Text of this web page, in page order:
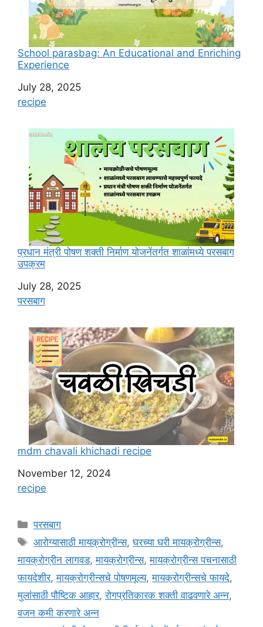
School parasbag: An Educational and Enriching
Experience
Date
July 28, 2025
In relation to
recipe
प्रधान मंत्री पोषण शक्ती निर्माण योजनेंतर्गत शाळांमध्ये परसबाग
उपक्रम
Date
July 28, 2025
In relation to
परसबाग
mdm chavali khichadi recipe
Date
November 12, 2024
In relation to
recipe
C
a
e
g
o
r
परसबाग
T
a
g
s
आरोग्यासाठी मायक्रोग्रीन्स,घरच्या घरी मायक्रोग्रीन्स,
मायक्रोग्रीन लागवड,मायक्रोग्रीन्स,मायक्रोग्रीन्स पचनासाठी
फायदेशीर,मायक्रोग्रीन्सचे पोषणमूल्य,मायक्रोग्रीन्सचे फायदे,
मुलांसाठी पौष्टिक आहार,रोगप्रतिकारक शक्ती वाढवणारे अन्न,
वजन कमी करणारे अन्न